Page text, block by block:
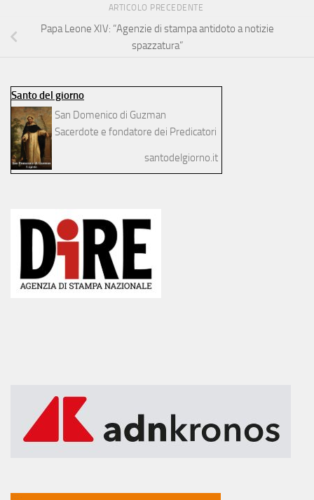
ARTICOLO PRECEDENTE
Papa Leone XIV: “Agenzie di stampa antidoto a notizie
spazzatura”
Santo del giorno
San Domenico di Guzman
Sacerdote e fondatore dei Predicatori
santodelgiorno.it